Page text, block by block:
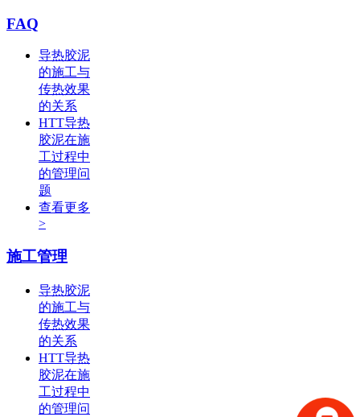
FAQ
导热胶泥
的施工与
传热效果
的关系
HTT导热
胶泥在施
工过程中
的管理问
题
查看更多
>
施工管理
导热胶泥
的施工与
传热效果
的关系
HTT导热
胶泥在施
工过程中
的管理问